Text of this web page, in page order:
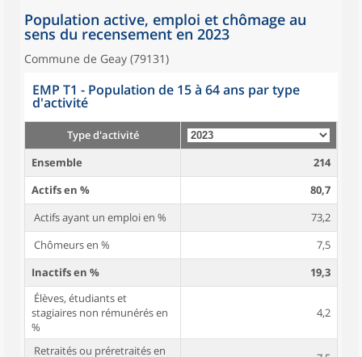
Population active, emploi et chômage au
sens du recensement en 2023
Commune de Geay (79131)
EMP T1 - Population de 15 à 64 ans par type
d'activité
Type d'activité
Ensemble
214
Actifs en %
80,7
Actifs ayant un emploi en %
73,2
Chômeurs en %
7,5
Inactifs en %
19,3
Élèves, étudiants et
stagiaires non rémunérés en
%
4,2
Retraités ou préretraités en